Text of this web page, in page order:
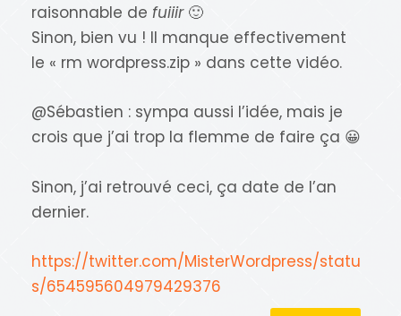
raisonnable de fuiiir🙂
Sinon, bien vu ! Il manque effectivement
le « rm wordpress.zip » dans cette vidéo.
@Sébastien : sympa aussi l’idée, mais je
crois que j’ai trop la flemme de faire ça 😀
Sinon, j’ai retrouvé ceci, ça date de l’an
dernier.
https://twitter.com/MisterWordpress/statu
s/654595604979429376